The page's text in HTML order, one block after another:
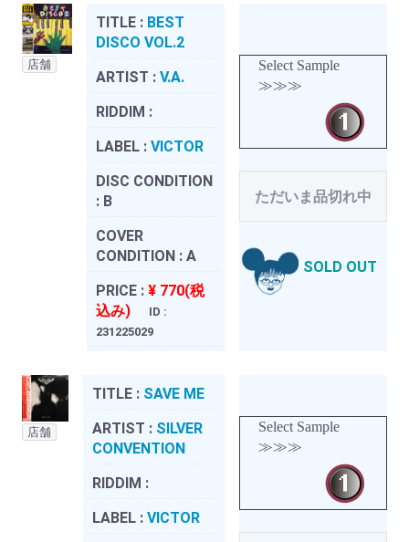
店舗
TITLE : BEST
DISCO VOL.2
ARTIST : V.A.
RIDDIM :
LABEL : VICTOR
DISC CONDITION
: B
COVER
CONDITION : A
PRICE : ¥ 770(税
込み)
ID :
231225029
Select Sample
≫≫≫
ただいま品切れ中
SOLD OUT
店舗
TITLE : SAVE ME
ARTIST : SILVER
CONVENTION
RIDDIM :
LABEL : VICTOR
Select Sample
≫≫≫